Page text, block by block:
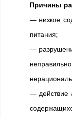
Причины
— низкое
питания;
—
— действие